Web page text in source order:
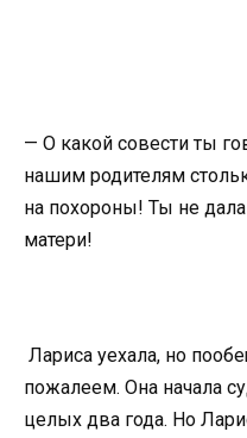
— О какой совести ты
нашим родителям
на похороны! Ты не
матери!
Лариса уехала, но
пожалеем. Она начала
целых два года. Но